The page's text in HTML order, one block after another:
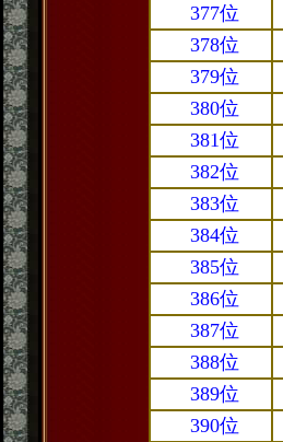
377位
378位
379位
380位
381位
382位
383位
384位
385位
386位
387位
388位
389位
390位